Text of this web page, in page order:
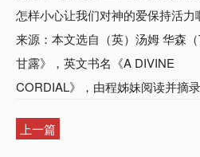
怎样小心让我们对神的爱保持活力
来源：本文选自（英）汤姆 华森
甘露》，英文书名《A DIVINE
CORDIAL》，由程姊妹阅读并摘录
上一篇